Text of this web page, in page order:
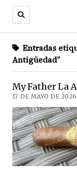
Entradas
Antigüedad”
My Father La
17 DE MAYO DE